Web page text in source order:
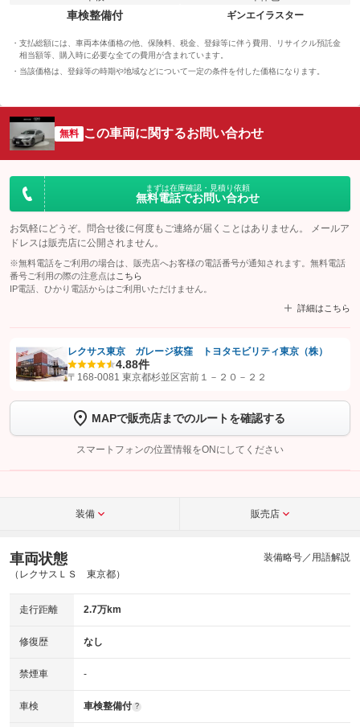
車検整備付
ギンエイラスター
支払総額には、車両本体価格の他、保険料、税金、登録等に伴う費用、リサイクル預託金
相当額等、購入時に必要な全ての費用が含まれています。
当該価格は、登録等の時期や地域などについて一定の条件を付した価格になります。
無料 この車両に関するお問い合わせ
まずは在庫確認・見積り依頼
無料電話でお問い合わせ
お気軽にどうぞ。問合せ後に何度もご連絡が届くことはありません。 メールア
ドレスは販売店に公開されません。
※無料電話をご利用の場合は、販売店へお客様の電話番号が通知されます。無料電話
番号ご利用の際の注意点は こちら
IP電話、ひかり電話からはご利用いただけません。
詳細はこちら
【STEP1】認証画面でグーネットを友だち追加してから「許可する」ボタンを押
トーク画面で
ボタンをタップして問い合わせを
完了してください。
こちら
レクサス東京 ガレージ荻窪 トヨタモビリティ東京（株）
4.88件
〒168-0081 東京都杉並区宮前１－２０－２２
MAPで販売店までのルートを確認する
スマートフォンの位置情報をONにしてください
装備 販売店
車両状態
（レクサスＬＳ 東京都）
装備略号／用語解説
走行距離 2.7万km
修復歴 なし
禁煙車 -
車検 車検整備付 ?